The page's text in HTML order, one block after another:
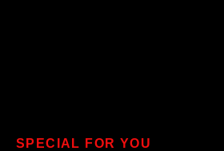
SPECIAL FOR YOU